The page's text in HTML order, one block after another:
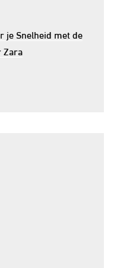
je Snelheid met de
Zara